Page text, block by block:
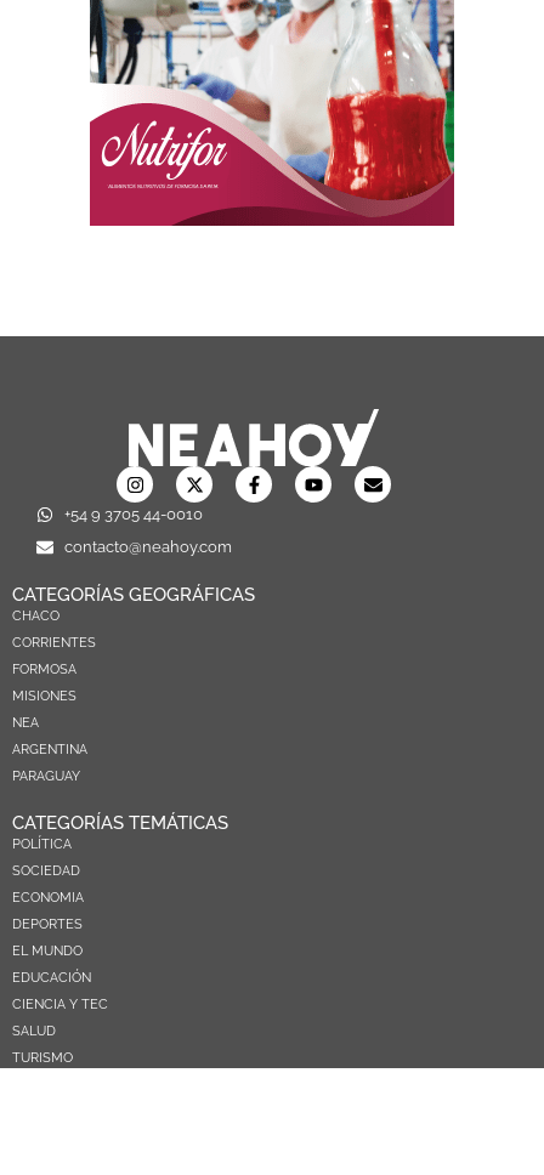
+54 9 3705 44-0010
contacto@neahoy.com
CATEGORÍAS GEOGRÁFICAS
CHACO
CORRIENTES
FORMOSA
MISIONES
NEA
ARGENTINA
PARAGUAY
CATEGORÍAS TEMÁTICAS
POLÍTICA
SOCIEDAD
ECONOMIA
DEPORTES
EL MUNDO
EDUCACIÓN
CIENCIA Y TEC
SALUD
TURISMO